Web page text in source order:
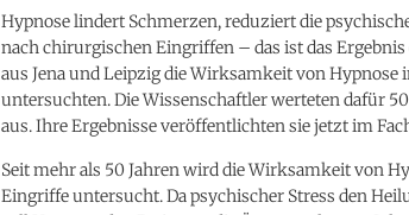
Hypnose lindert Schmerzen, reduziert die
nach chirurgischen Eingriffen – das ist das
aus Jena und Leipzig die Wirksamkeit von
untersuchten. Die Wissenschaftler werteten dafür
aus. Ihre Ergebnisse veröffentlichten sie jetzt im
Seit mehr als 50 Jahren wird die Wirksamkeit von
Eingriffe untersucht. Da psychischer Stress den